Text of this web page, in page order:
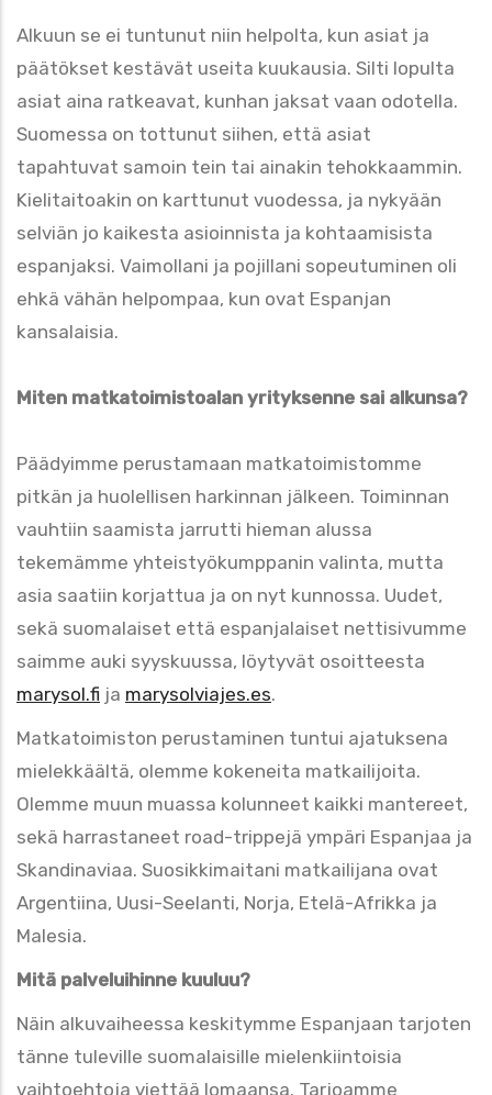
Alkuun se ei tuntunut niin helpolta, kun asiat ja
päätökset kestävät useita kuukausia. Silti lopulta
asiat aina ratkeavat, kunhan jaksat vaan odotella.
Suomessa on tottunut siihen, että asiat
tapahtuvat samoin tein tai ainakin tehokkaammin.
Kielitaitoakin on karttunut vuodessa, ja nykyään
selviän jo kaikesta asioinnista ja kohtaamisista
espanjaksi. Vaimollani ja pojillani sopeutuminen oli
ehkä vähän helpompaa, kun ovat Espanjan
kansalaisia.
Miten matkatoimistoalan yrityksenne sai alkunsa?
Päädyimme perustamaan matkatoimistomme
pitkän ja huolellisen harkinnan jälkeen. Toiminnan
vauhtiin saamista jarrutti hieman alussa
tekemämme yhteistyökumppanin valinta, mutta
asia saatiin korjattua ja on nyt kunnossa. Uudet,
sekä suomalaiset että espanjalaiset nettisivumme
saimme auki syyskuussa, löytyvät osoitteesta
marysol.fi ja marysolviajes.es.
Matkatoimiston perustaminen tuntui ajatuksena
mielekkäältä, olemme kokeneita matkailijoita.
Olemme muun muassa kolunneet kaikki mantereet,
sekä harrastaneet road-trippejä ympäri Espanjaa ja
Skandinaviaa. Suosikkimaitani matkailijana ovat
Argentiina, Uusi-Seelanti, Norja, Etelä-Afrikka ja
Malesia.
Mitä palveluihinne kuuluu?
Näin alkuvaiheessa keskitymme Espanjaan tarjoten
tänne tuleville suomalaisille mielenkiintoisia
vaihtoehtoja viettää lomaansa. Tarjoamme